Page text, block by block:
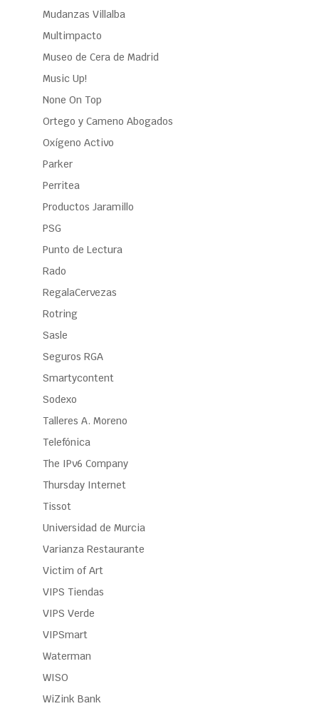
Mudanzas Villalba
Multimpacto
Museo de Cera de Madrid
Music Up!
None On Top
Ortego y Cameno Abogados
Oxígeno Activo
Parker
Perritea
Productos Jaramillo
PSG
Punto de Lectura
Rado
RegalaCervezas
Rotring
Sasle
Seguros RGA
Smartycontent
Sodexo
Talleres A. Moreno
Telefónica
The IPv6 Company
Thursday Internet
Tissot
Universidad de Murcia
Varianza Restaurante
Victim of Art
VIPS Tiendas
VIPS Verde
VIPSmart
Waterman
WISO
WiZink Bank